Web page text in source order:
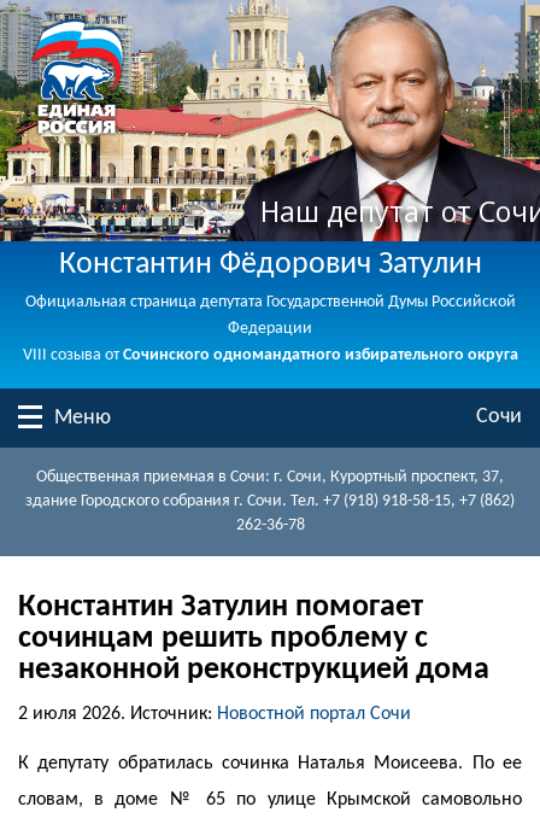
Наш депутат от
Константин Фёдорович Затулин
Официальная страница депутата Государственной Думы Российской
Федерации
VIII созыва отСочинского одномандатного избирательного округа
Меню Сочи
Общественная приемная в Сочи: г. Сочи, Курортный проспект, 37,
здание Городского собрания г. Сочи. Тел. +7 (918) 918-58-15, +7 (862)
262-36-78
Константин Затулин помогает
сочинцам решить проблему с
незаконной реконструкцией дома
2 июля 2026. Источник: Новостной портал Сочи
К депутату обратилась сочинка Наталья Моисеева. По ее
словам, в доме № 65 по улице Крымской самовольно